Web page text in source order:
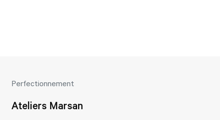
Perfectionnement
Ateliers Marsan